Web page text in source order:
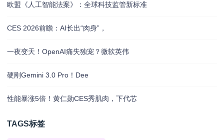
欧盟《人工智能法案》：全球科技监管新标准
CES 2026前瞻：AI长出“肉身”，
一夜变天！OpenAI痛失独宠？微软英伟
硬刚Gemini 3.0 Pro！Dee
性能暴涨5倍！黄仁勋CES秀肌肉，下代芯
TAGS标签